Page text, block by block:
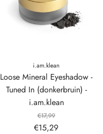
i.am.klean
Loose Mineral Eyeshadow -
Tuned In (donkerbruin) -
i.am.klean
€17,99
€15,29